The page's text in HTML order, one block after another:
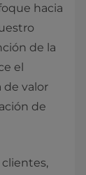
hacia
de la
el
de valor
de